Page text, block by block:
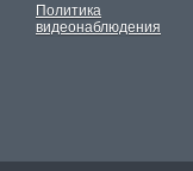
Политика
видеонаблюдения